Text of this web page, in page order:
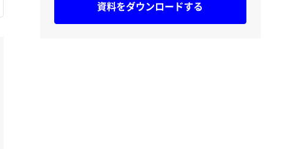
資料をダウンロードする